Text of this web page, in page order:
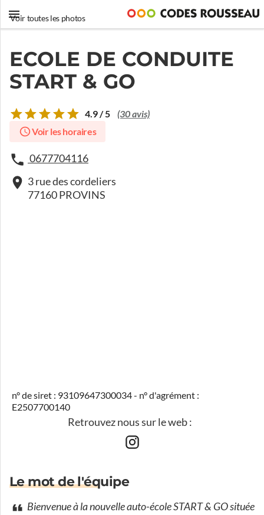
Voir toutes les photos
ECOLE DE CONDUITE
START & GO
4.9 / 5 (30 avis)
Voir les horaires
0677704116
3 rue des cordeliers
77160 PROVINS
n° de siret : 93109647300034 - n° d'agrément :
E2507700140
Retrouvez nous sur le web :
Le mot de l'équipe
Bienvenue à la nouvelle auto-école START & GO située